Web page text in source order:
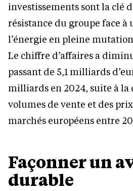
investissements sont la clé
résistance du groupe face à
l’énergie en pleine
Le chiffre d’affaires a
passant de 5,1 milliards
milliards en 2024, suite à
volumes de vente et des
marchés européens entre
Façonner un
durable